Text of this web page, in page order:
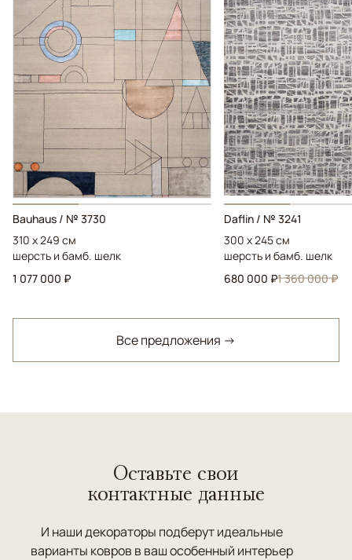
Bauhaus / № 3730
310 x 249 см
шерсть и бамб. шелк
1 077 000 ₽
Daflin / № 3241
300 x 245 см
шерсть и бамб. шелк
680 000 ₽1 360 000 ₽
Все предложения →
Оставьте свои
контактные данные
И наши декораторы подберут идеальные
варианты ковров в ваш особенный интерьер